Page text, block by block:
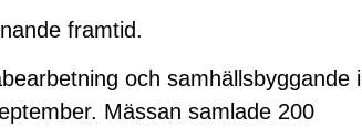
framtid.
och samhällsbyggande i
Mässan samlade 200